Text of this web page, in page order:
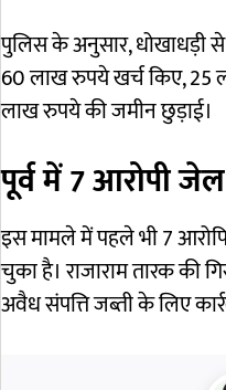
पुलिस के अनुसार, धोखाधड़ी
60 लाख रुपये खर्च किए, 25
लाख रुपये की जमीन छुड़ाई।
पूर्व में 7 आरोपी
इस मामले में पहले भी 7
चुका है। राजाराम तारक की
अवैध संपत्ति जब्ती के लिए